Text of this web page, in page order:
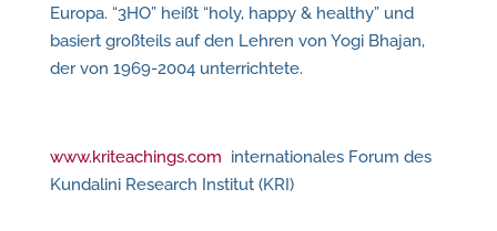
Europa. “3HO” heißt “holy, happy & healthy” und
basiert großteils auf den Lehren von Yogi Bhajan,
der von 1969-2004 unterrichtete.
www.kriteachings.com internationales Forum des
Kundalini Research Institut (KRI)